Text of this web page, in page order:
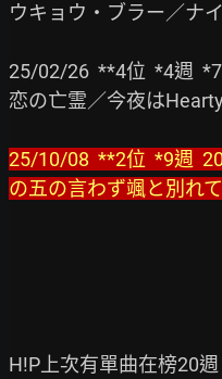
ウキョウ・ブラー／ナ
25/02/26  **4位  *4週
恋の亡霊／今夜は
25/10/08  **2位  *9週
の五の言わず颯と別れ
H!P上次有單曲在榜20